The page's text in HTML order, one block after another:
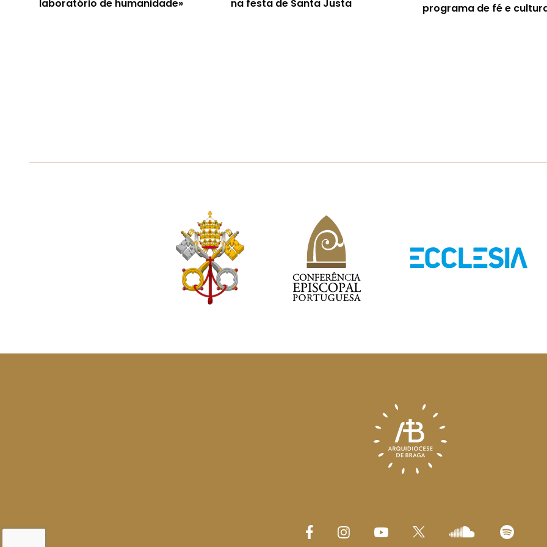
laboratório de humanidade» na festa de Santa Justa
programa de fé e